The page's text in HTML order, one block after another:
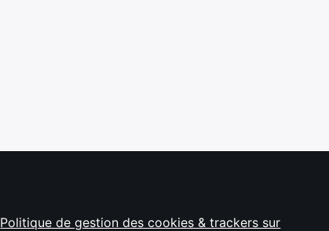
Politique de gestion des cookies & trackers sur